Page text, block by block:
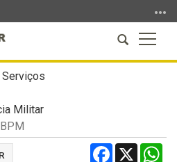
a
Abrir
a
Serviços
Militar
Facebook
X